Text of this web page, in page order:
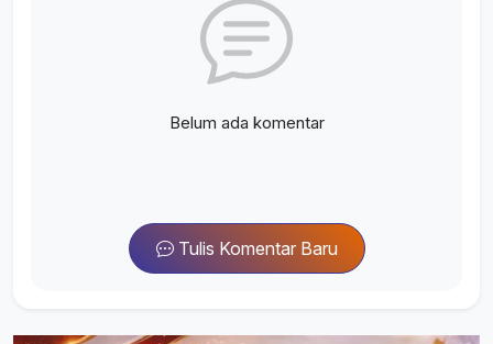
Belum ada komentar
Tulis Komentar Baru